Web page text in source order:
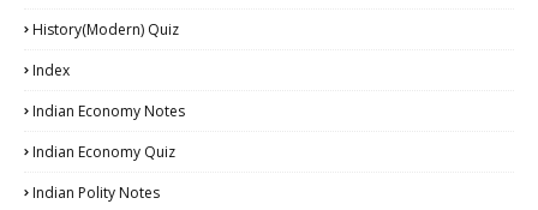
History(Modern) Quiz
Index
Indian Economy Notes
Indian Economy Quiz
Indian Polity Notes